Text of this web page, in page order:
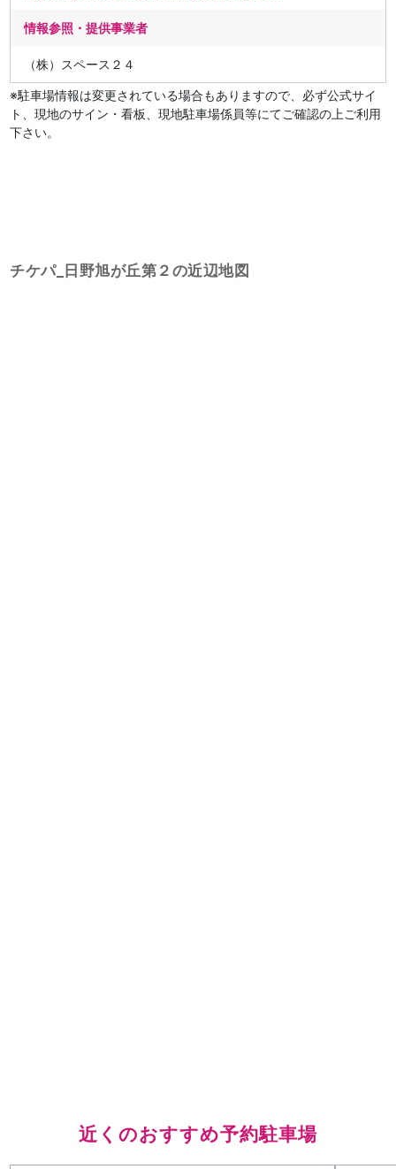
情報参照・提供事業者
（株）スペース２４
※駐車場情報は変更されている場合もありますので、必ず公式サイ
ト、現地のサイン・看板、現地駐車場係員等にてご確認の上ご利用
下さい。
チケパ_日野旭が丘第２の近辺地図
近くのおすすめ予約駐車場